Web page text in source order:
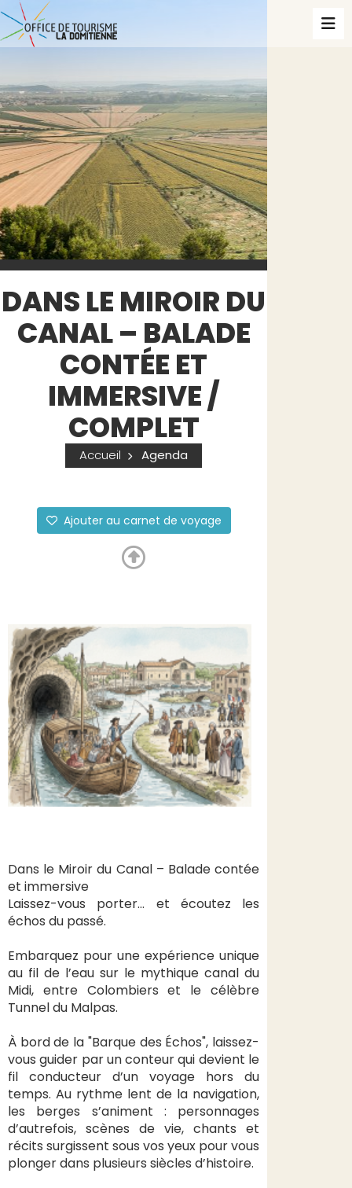
DANS LE MIROIR DU
CANAL – BALADE
CONTÉE ET
IMMERSIVE /
COMPLET
Accueil Agenda
Ajouter au carnet de voyage
Dans le Miroir du Canal – Balade contée
et immersive
Laissez-vous porter… et écoutez les
échos du passé.
Embarquez pour une expérience unique
au fil de l’eau sur le mythique canal du
Midi, entre Colombiers et le célèbre
Tunnel du Malpas.
À bord de la "Barque des Échos", laissez-
vous guider par un conteur qui devient le
fil conducteur d’un voyage hors du
temps. Au rythme lent de la navigation,
les berges s’animent : personnages
d’autrefois, scènes de vie, chants et
récits surgissent sous vos yeux pour vous
plonger dans plusieurs siècles d’histoire.